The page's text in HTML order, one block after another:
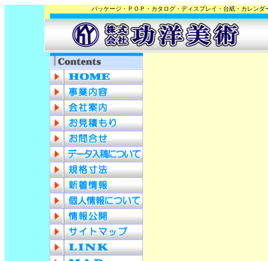
パッケージ・ＰＯＰ・カタログ・ディスプレイ・台紙・カレン